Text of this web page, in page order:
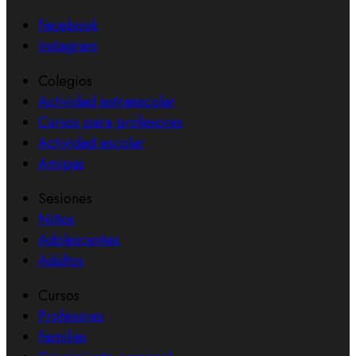
Facebook
Instagram
Colegios
Actividad extraescolar
Cursos para profesores
Actividad escolar
Amipas
Sesiones
Niños
Adolescentes
Adultos
Cursos
Profesores
Familias